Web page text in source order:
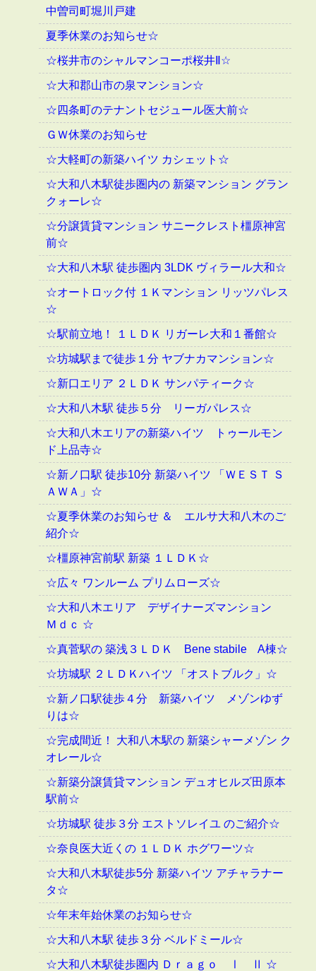
中曽司町堀川戸建
夏季休業のお知らせ☆
☆桜井市のシャルマンコーポ桜井Ⅱ☆
☆大和郡山市の泉マンション☆
☆四条町のテナントセジュール医大前☆
ＧＷ休業のお知らせ
☆大軽町の新築ハイツ カシェット☆
☆大和八木駅徒歩圏内の 新築マンション グラン
クォーレ☆
☆分譲賃貸マンション サニークレスト橿原神宮
前☆
☆大和八木駅 徒歩圏内 3LDK ヴィラール大和☆
☆オートロック付 １Ｋマンション リッツパレス
☆
☆駅前立地！ １ＬＤＫ リガーレ大和１番館☆
☆坊城駅まで徒歩１分 ヤブナカマンション☆
☆新口エリア ２ＬＤＫ サンパティーク☆
☆大和八木駅 徒歩５分 リーガパレス☆
☆大和八木エリアの新築ハイツ トゥールモン
ド上品寺☆
☆新ノ口駅 徒歩10分 新築ハイツ 「ＷＥＳＴ Ｓ
ＡＷＡ」☆
☆夏季休業のお知らせ ＆ エルサ大和八木のご
紹介☆
☆橿原神宮前駅 新築 １ＬＤＫ☆
☆広々 ワンルーム プリムローズ☆
☆大和八木エリア デザイナーズマンション
Ｍｄｃ ☆
☆真菅駅の 築浅３ＬＤＫ Bene stabile A棟☆
☆坊城駅 ２ＬＤＫハイツ 「オストブルク」☆
☆新ノ口駅徒歩４分 新築ハイツ メゾンゆず
りは☆
☆完成間近！ 大和八木駅の 新築シャーメゾン ク
オレール☆
☆新築分譲賃貸マンション デュオヒルズ田原本
駅前☆
☆坊城駅 徒歩３分 エストソレイユ のご紹介☆
☆奈良医大近くの １ＬＤＫ ホグワーツ☆
☆大和八木駅徒歩5分 新築ハイツ アチャラナー
タ☆
☆年末年始休業のお知らせ☆
☆大和八木駅 徒歩３分 ベルドミール☆
☆大和八木駅徒歩圏内 Ｄｒａｇｏ Ⅰ Ⅱ ☆